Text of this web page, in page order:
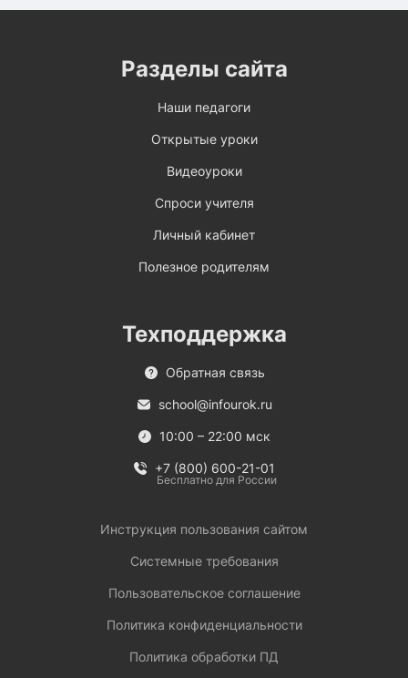
Разделы сайта
Наши педагоги
Открытые уроки
Видеоуроки
Спроси учителя
Личный кабинет
Полезное родителям
Техподдержка
Обратная связь
school@infourok.ru
10:00 – 22:00 мск
+7 (800) 600-21-01
Бесплатно для России
Инструкция пользования сайтом
Системные требования
Пользовательское соглашение
Политика конфиденциальности
Политика обработки ПД